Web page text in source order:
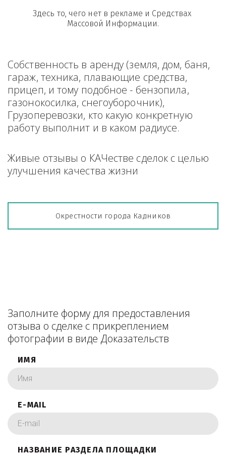
Здесь то, чего нет в рекламе и Средствах
Массовой Информации.
Собственность в аренду (земля, дом, баня,
гараж, техника, плавающие средства,
прицеп, и тому подобное - бензопила,
газонокосилка, снегоуборочник),
Грузоперевозки, кто какую конкретную
работу выполнит и в каком радиусе.
Живые отзывы о КАЧестве сделок с целью
улучшения качества жизни
Окрестности города Кадников
Заполните форму для предоставления
отзыва о сделке с прикреплением
фотографии в виде Доказательств
ИМЯ
E-MAIL
НАЗВАНИЕ РАЗДЕЛА ПЛОЩАДКИ